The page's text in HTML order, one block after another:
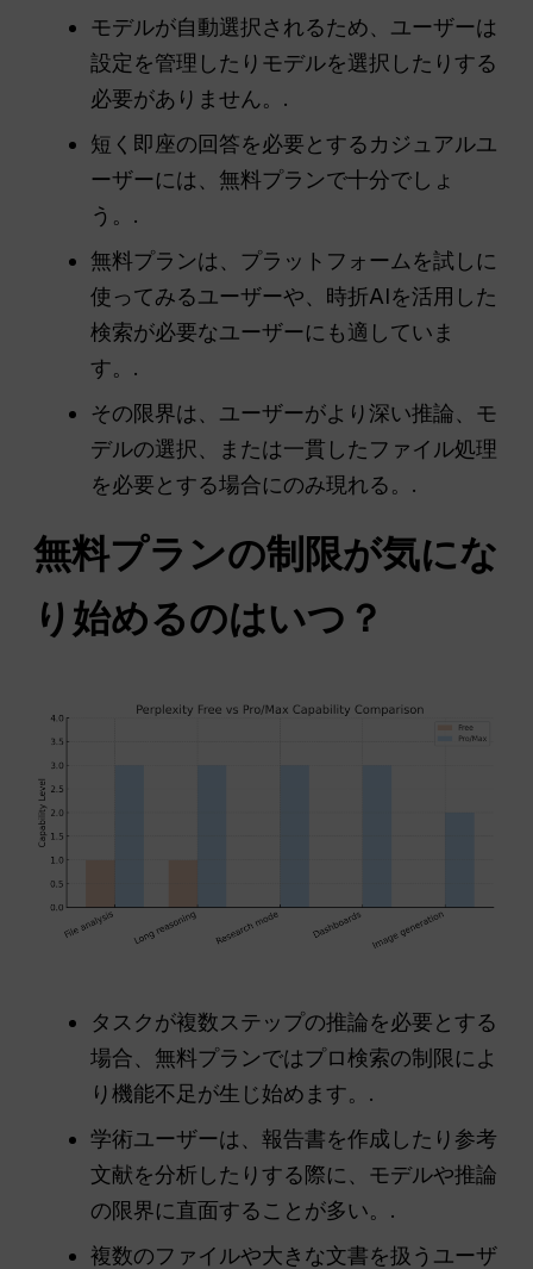
モデルが自動選択されるため、ユーザーは
設定を管理したりモデルを選択したりする
必要がありません。.
短く即座の回答を必要とするカジュアルユ
ーザーには、無料プランで十分でしょ
う。.
無料プランは、プラットフォームを試しに
使ってみるユーザーや、時折AIを活用した
検索が必要なユーザーにも適していま
す。.
その限界は、ユーザーがより深い推論、モ
デルの選択、または一貫したファイル処理
を必要とする場合にのみ現れる。.
無料プランの制限が気にな
り始めるのはいつ？
タスクが複数ステップの推論を必要とする
場合、無料プランではプロ検索の制限によ
り機能不足が生じ始めます。.
学術ユーザーは、報告書を作成したり参考
文献を分析したりする際に、モデルや推論
の限界に直面することが多い。.
複数のファイルや大きな文書を扱うユーザ